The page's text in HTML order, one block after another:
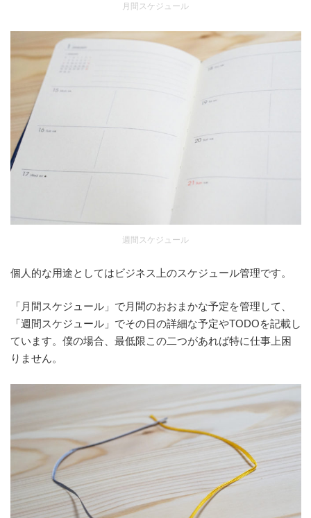
月間スケジュール
週間スケジュール
個人的な用途としてはビジネス上のスケジュール管理です。
「月間スケジュール」で月間のおおまかな予定を管理して、
「週間スケジュール」でその日の詳細な予定やTODOを記載し
ています。僕の場合、最低限この二つがあれば特に仕事上困
りません。